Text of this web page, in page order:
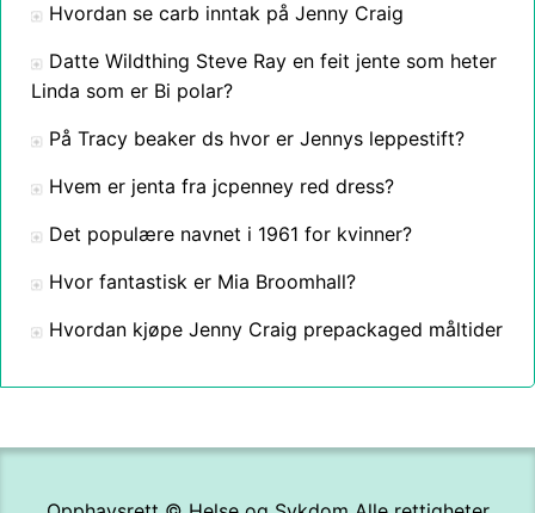
Hvordan se carb inntak på Jenny Craig
Datte Wildthing Steve Ray en feit jente som heter
Linda som er Bi polar?
På Tracy beaker ds hvor er Jennys leppestift?
Hvem er jenta fra jcpenney red dress?
Det populære navnet i 1961 for kvinner?
Hvor fantastisk er Mia Broomhall?
Hvordan kjøpe Jenny Craig prepackaged måltider